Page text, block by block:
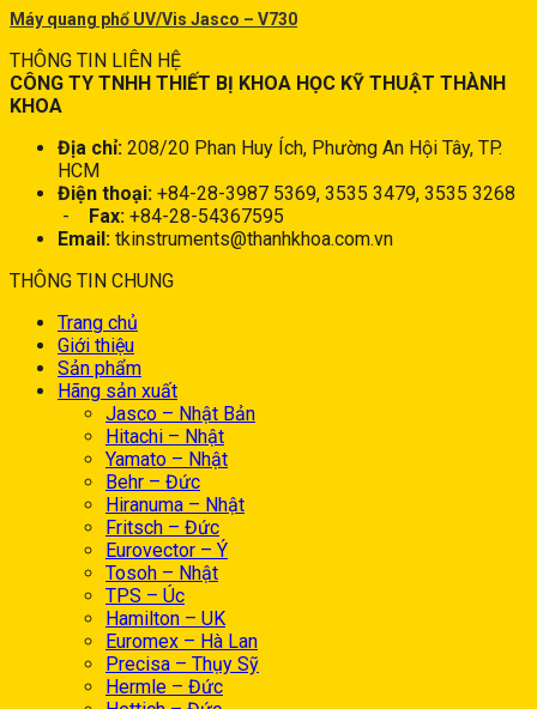
Máy quang phổ UV/Vis Jasco – V730
THÔNG TIN LIÊN HỆ
CÔNG TY TNHH THIẾT BỊ KHOA HỌC KỸ THUẬT THÀNH
KHOA
Địa chỉ: 208/20 Phan Huy Ích, Phường An Hội Tây, TP.
HCM
Điện thoại: +84-28-3987 5369, 3535 3479, 3535 3268
-
Fax: +84-28-54367595
Email: tkinstruments@thanhkhoa.com.vn
THÔNG TIN CHUNG
Trang chủ
Giới thiệu
Sản phẩm
Hãng sản xuất
Jasco – Nhật Bản
Hitachi – Nhật
Yamato – Nhật
Behr – Đức
Hiranuma – Nhật
Fritsch – Đức
Eurovector – Ý
Tosoh – Nhật
TPS – Úc
Hamilton – UK
Euromex – Hà Lan
Precisa – Thụy Sỹ
Hermle – Đức